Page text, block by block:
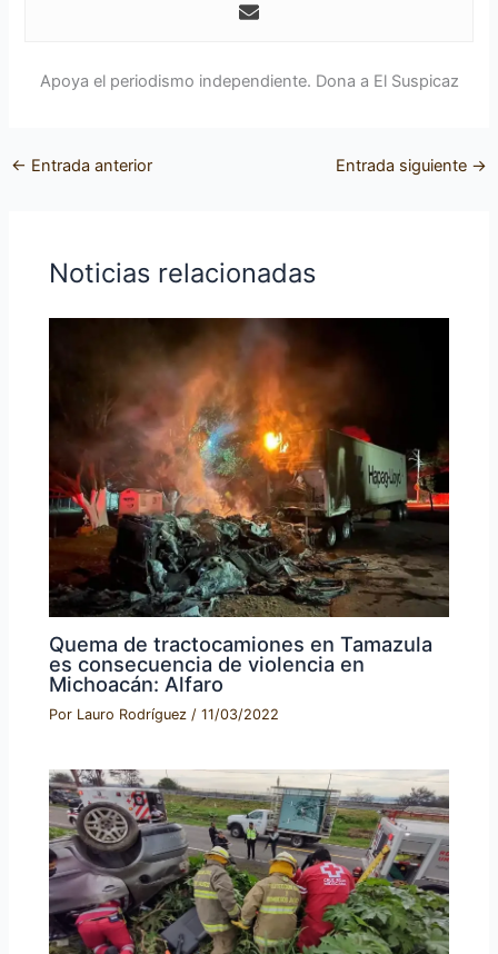
Apoya el periodismo independiente. Dona a El Suspicaz
← Entrada anterior Entrada siguiente →
Noticias relacionadas
Quema de tractocamiones en Tamazula
es consecuencia de violencia en
Michoacán: Alfaro
Por Lauro Rodríguez /11/03/2022